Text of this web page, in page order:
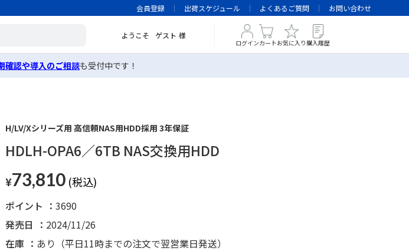
会員登録 出荷スケジュール よくあるご質問 お問い合わせ
ようこそ ゲスト 様
ログインカートお気に入り 購入履歴
確認や導入のご相談も受付中です！
H/LV/Xシリーズ用 高信頼NAS用HDD採用 3年保証
HDLH-OPA6／6TB NAS交換用HDD
¥73,810
発売日 2024/11/26
ポイント 3690
在庫
あり（平日11時までの注文で翌営業日発送）